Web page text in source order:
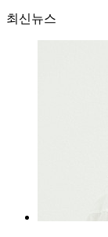
최신뉴스